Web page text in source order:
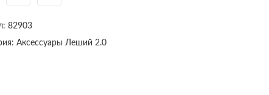
82903
Аксессуары Леший 2.0